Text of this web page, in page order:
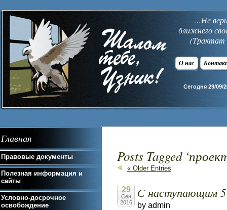
…Не
ближнего
(Трактат
О нас
Сегодня 29/09/
Posts Tagged
« Older Entries
29
Сен
2016
С наступающим
by admin
Главная
Правовые документы
Полезная информация и
сайты
Условно-досрочное
освобождение